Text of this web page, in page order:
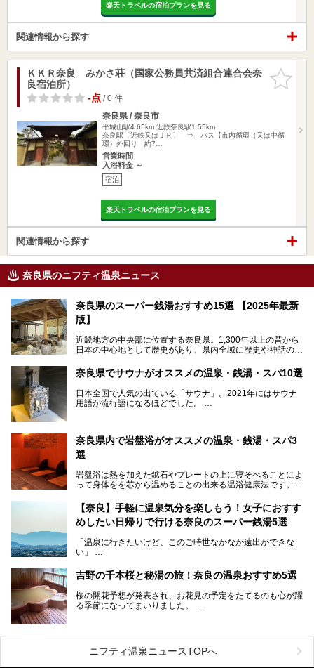
楽天トラベルの宿泊プランを見る
関連情報から探す
お気に入
りに追加
ＫＫＲ奈良 みかさ荘（国家公務員共済組合連合会奈
良宿泊所）
-点/ 0 件
奈良県 / 奈良市
平城山駅4.65km 近鉄奈良駅1.55km
奈良駅〔近鉄又はＪＲ〕 ⇒ バス【市内循環（又は中循
環）外回り 約7…
営業時間
入浴料金 ～
宿泊
楽天トラベルの宿泊プランを見る
関連情報から探す
奈良県のニフティ温泉ニュース
奈良県のスーパー銭湯おすすめ15選 【2025年最新
版】
近畿地方の中央部に位置する奈良県。1,300年以上の昔から
日本の中心地として歴史があり、県内全域に歴史や神話の舞
界遺産があり、古代をそこかしこに感じられる地域です。
そんな奈良県のスーパー銭湯は、便利な街中にある施設か
ら、険しい山中にある秘湯までバラエティ豊か。ここでは、
奈良県で評判のスーパー銭湯をご紹介します。
奈良県でサウナがオススメの温泉・銭湯・スパ10選
日本全国で人気の出ている「サウナ」。2021年にはサウナ
用語が流行語になるほどでした。
中心部に近いサウナや郊外にあるアウトドアフィンランド式
サウナなど種類も豊富です。
奈良県にあるサウナでリフレッシュしませんか？
奈良県内で岩盤浴がオススメの温泉・銭湯・スパ3
選
岩盤浴は熱を加えた鉱石やプレートの上に寝そべることによ
って身体をを芯から温めることの出来る温浴健康法です。じ
果だけではなく、代謝が高まり健康や美容にも良い影響が期
待できます。今回はそんな岩盤浴にこだわった、奈良県内の
オススメ温泉・銭湯・スパ3ヶ所を紹介させていただきま
【奈良】手軽に温泉気分を楽しもう！女子におすす
めしたい日帰りで行ける奈良のスーパー銭湯5選
「温泉に行きたいけど、このご時世なかなか遠出ができな
い」
そんな方も多いのではないでしょうか？
お宿に泊まって観光地を巡るような温泉旅行がしたいけど、
まとまった時間が取れない時もありますよね。
芯までじんわり温まってリラックス効果も抜群。
吉野の千本桜と秘湯の旅！奈良の温泉おすすめ5選
桜の開花予想が発表され、お花見の予定をたてるのも心が躍
る季節になってまいりました。
まれるくらい日本人の心を捉えて離さない名所中の名所があ
ります。それは奈良県の吉野山。
ニフティ温泉ニュースTOPへ